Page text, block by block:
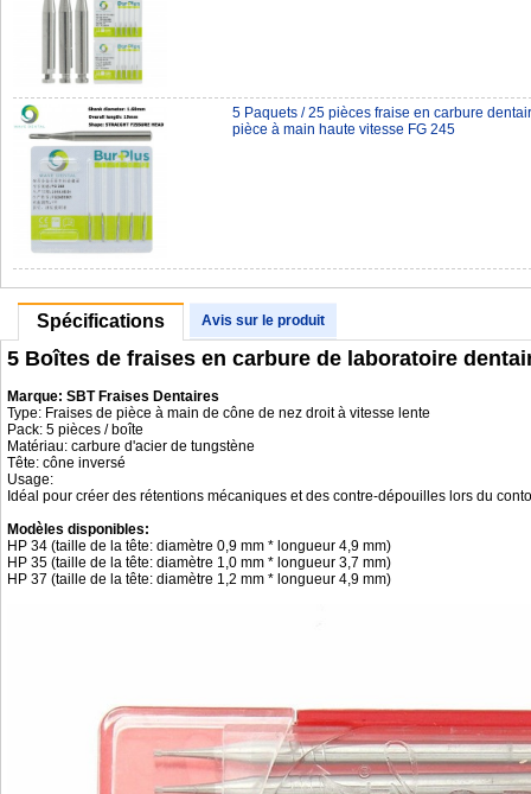
5 Paquets / 25 pièces fraise en carbure
pièce à main haute vitesse FG 245
Spécifications Avis sur le produit
5 Boîtes de fraises en carbure de laboratoire
Marque: SBT Fraises Dentaires
Type: Fraises de pièce à main de cône de nez droit à vitesse lente
Pack: 5 pièces / boîte
Matériau: carbure d'acier de tungstène
Tête: cône inversé
Usage:
Idéal pour créer des rétentions mécaniques et des contre-dépouilles lors du
Modèles disponibles:
HP 34 (taille de la tête: diamètre 0,9 mm * longueur 4,9 mm)
HP 35 (taille de la tête: diamètre 1,0 mm * longueur 3,7 mm)
HP 37 (taille de la tête: diamètre 1,2 mm * longueur 4,9 mm)